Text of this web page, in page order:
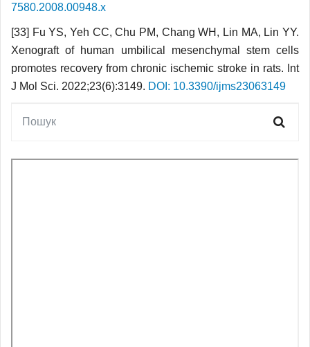
7580.2008.00948.x
[33] Fu YS, Yeh CC, Chu PM, Chang WH, Lin MA, Lin YY.
Xenograft of human umbilical mesenchymal stem cells
promotes recovery from chronic ischemic stroke in rats. Int
J Mol Sci. 2022;23(6):3149. DOI: 10.3390/ijms23063149